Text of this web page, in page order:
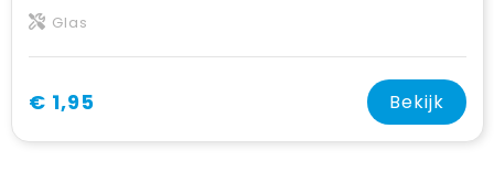
Glas
€ 1,95 Bekijk